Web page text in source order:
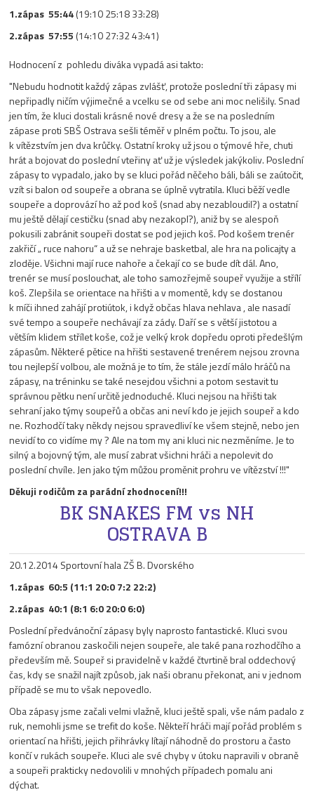
1.zápas 55:44(19:10 25:18 33:28)
2.zápas 57:55 (14:10 27:32 43:41)
Hodnocení z pohledu diváka vypadá asi takto:
"Nebudu hodnotit každý zápas zvlášť, protože poslední tři zápasy mi
nepřipadly ničím výjimečné a vcelku se od sebe ani moc nelišily. Snad
jen tím, že kluci dostali krásné nové dresy a že se na posledním
zápase proti SBŠ Ostrava sešli téměř v plném počtu. To jsou, ale
k vítězstvím jen dva krůčky. Ostatní kroky už jsou o týmové hře, chuti
hrát a bojovat do poslední vteřiny ať už je výsledek jakýkoliv. Poslední
zápasy to vypadalo, jako by se kluci pořád něčeho báli, báli se zaútočit,
vzít si balon od soupeře a obrana se úplně vytratila. Kluci běží vedle
soupeře a doprovází ho až pod koš (snad aby nezabloudil?) a ostatní
mu ještě dělají cestičku (snad aby nezakopl?), aniž by se alespoň
pokusili zabránit soupeři dostat se pod jejich koš. Pod košem trenér
zakřičí „ ruce nahoru“ a už se nehraje basketbal, ale hra na policajty a
zloděje. Všichni mají ruce nahoře a čekají co se bude dít dál. Ano,
trenér se musí poslouchat, ale toho samozřejmě soupeř využije a střílí
koš. Zlepšila se orientace na hřišti a v momentě, kdy se dostanou
k míči ihned zahájí protiútok, i když občas hlava nehlava , ale nasadí
své tempo a soupeře nechávají za zády. Daří se s větší jistotou a
větším klidem střílet koše, což je velký krok dopředu oproti předešlým
zápasům. Některé pětice na hřišti sestavené trenérem nejsou zrovna
tou nejlepší volbou, ale možná je to tím, že stále jezdí málo hráčů na
zápasy, na tréninku se také nesejdou všichni a potom sestavit tu
správnou pětku není určitě jednoduché. Kluci nejsou na hřišti tak
sehraní jako týmy soupeřů a občas ani neví kdo je jejich soupeř a kdo
ne. Rozhodčí taky někdy nejsou spravedliví ke všem stejně, nebo jen
nevidí to co vidíme my ? Ale na tom my ani kluci nic nezměníme. Je to
silný a bojovný tým, ale musí zabrat všichni hráči a nepolevit do
poslední chvíle. Jen jako tým můžou proměnit prohru ve vítězství !!!"
Děkuji rodičům za parádní zhodnocení!!!
BK SNAKES FM vs NH
OSTRAVA B
20.12.2014 Sportovní hala ZŠ B. Dvorského
1.zápas 60:5 (11:1 20:0 7:2 22:2)
2.zápas 40:1 (8:1 6:0 20:0 6:0)
Poslední předvánoční zápasy byly naprosto fantastické. Kluci svou
famózní obranou zaskočili nejen soupeře, ale také pana rozhodčího a
především mě. Soupeř si pravidelně v každé čtvrtině bral oddechový
čas, kdy se snažil najít způsob, jak naši obranu překonat, ani v jednom
případě se mu to však nepovedlo.
Oba zápasy jsme začali velmi vlažně, kluci ještě spali, vše nám padalo z
ruk, nemohli jsme se trefit do koše. Někteří hráči mají pořád problém s
orientací na hřišti, jejich přihrávky lítají náhodně do prostoru a často
končí v rukách soupeře. Kluci ale své chyby v útoku napravili v obraně
a soupeři prakticky nedovolili v mnohých případech pomalu ani
dýchat.